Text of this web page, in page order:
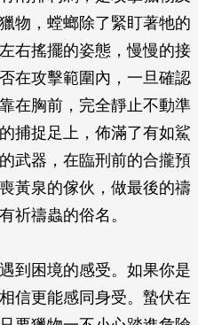
物，螳螂除了緊盯著牠的
右搖擺的姿態，慢慢的接
在攻擊範圍內，一旦確認
在胸前，完全靜止不動準
捕捉足上，佈滿了有如鯊
武器，在臨刑前的合攏預
黃泉的傢伙，做最後的禱
祈禱蟲的俗名。
到困境的感受。如果你是
信更能感同身受。蟄伏在